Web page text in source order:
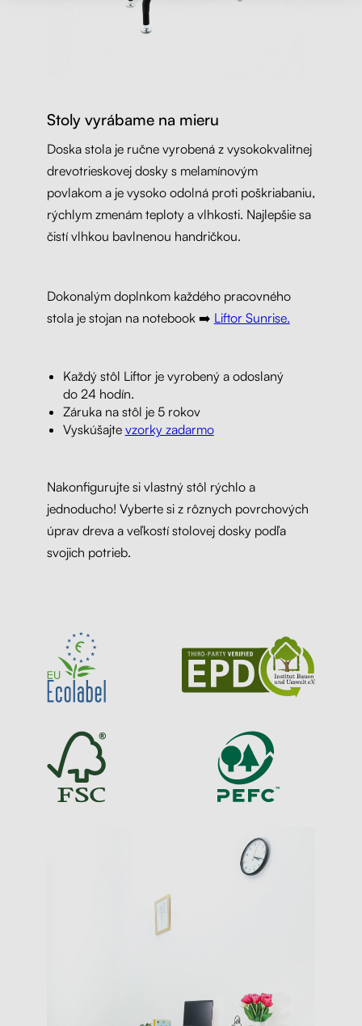
Stoly vyrábame na mieru
Doska stola je ručne vyrobená z vysokokvalitnej
drevotrieskovej dosky s melamínovým
povlakom a je vysoko odolná proti poškriabaniu,
rýchlym zmenám teploty a vlhkosti. Najlepšie sa
čistí vlhkou bavlnenou handričkou.
Dokonalým doplnkom každého pracovného
stola je stojan na notebook ➡️ Liftor Sunrise.
Každý stôl Liftor je vyrobený a odoslaný
do 24 hodín.
Záruka na stôl je 5 rokov
Vyskúšajte vzorky zadarmo
Nakonfigurujte si vlastný stôl rýchlo a
jednoducho! Vyberte si z rôznych povrchových
úprav dreva a veľkostí stolovej dosky podľa
svojich potrieb.